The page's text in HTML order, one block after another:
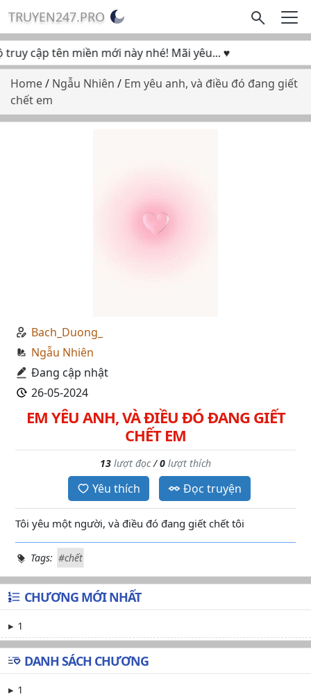
TRUYEN247.PRO
cập tên miền mới này nhé! Mãi yêu... ♥
Home/ Ngẫu Nhiên / Em yêu anh, và điều đó đang giết
chết em
Bach_Duong_
Ngẫu Nhiên
Đang cập nhật
26-05-2024
EM YÊU ANH, VÀ ĐIỀU ĐÓ ĐANG GIẾT
CHẾT EM
13 lượt đọc/0 lượt thích
Yêu thích Đọc truyện
Tôi yêu một người, và điều đó đang giết chết tôi
Tags: #chết
CHƯƠNG MỚI NHẤT
1
DANH SÁCH CHƯƠNG
1